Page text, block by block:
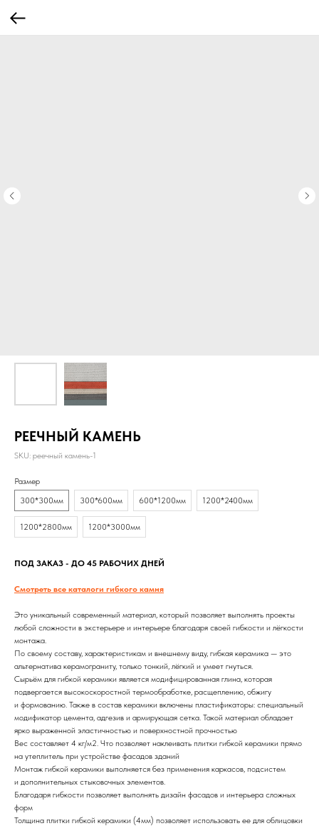
РЕЕЧНЫЙ КАМЕНЬ
SKU: реечный камень-1
Размер
300*300мм
300*600мм 600*1200мм 1200*2400мм
1200*2800мм 1200*3000мм
ПОД ЗАКАЗ - ДО 45 РАБОЧИХ ДНЕЙ
Смотреть все каталоги гибкого камня
Это уникальный современный материал, который позволяет выполнять проекты
любой сложности в экстерьере и интерьере благодаря своей гибкости и лёгкости
монтажа.
По своему составу, характеристикам и внешнему виду, гибкая керамика — это
альтернатива керамограниту, только тонкий, лёгкий и умеет гнуться.
Сырьём для гибкой керамики является модифицированная глина, которая
подвергается высокоскоростной термообработке, расщеплению, обжигу
и формованию. Также в состав керамики включены пластификаторы: специальный
модификатор цемента, адгезив и армирующая сетка. Такой материал обладает
ярко выраженной эластичностью и поверхностной прочностью
Вес составляет 4 кг/м2. Что позволяет наклеивать плитки гибкой керамики прямо
на утеплитель при устройстве фасадов зданий
Монтаж гибкой керамики выполняется без применения каркасов, подсистем
и дополнительных стыковочных элементов.
Благодаря гибкости позволяет выполнять дизайн фасадов и интерьера сложных
форм
Толщина плитки гибкой керамики (4мм) позволяет использовать ее для облицовки